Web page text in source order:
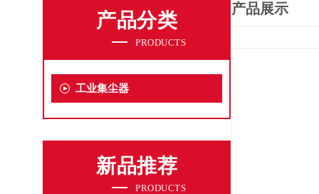
产品分类
PRODUCTS
工业集尘器
新品推荐
PRODUCTS
产品展示